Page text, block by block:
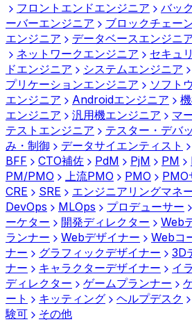
フロントエンドエンジニア
バッ
ーバーエンジニア
ブロックチェー
エンジニア
データベースエンジニ
ネットワークエンジニア
セキュ
ドエンジニア
システムエンジニア
プリケーションエンジニア
ソフト
エンジニア
Androidエンジニア
エンジニア
汎用機エンジニア
マ
テストエンジニア
テスター・デバ
み・制御
データサイエンティスト
BFF
CTO補佐 PdM PjM PM
PM/PMO
上流PMO PMO PMO
CRE
SRE エンジニアリングマネ
DevOps
MLOps プロデューサー
ーケター
開発ディレクター Web
ランナー
Webデザイナー Webコ
ナー
グラフィックデザイナー 3D
ナー
キャラクターデザイナー イ
ディレクター
ゲームプランナー
ート
キッティング ヘルプデスク
験可
その他